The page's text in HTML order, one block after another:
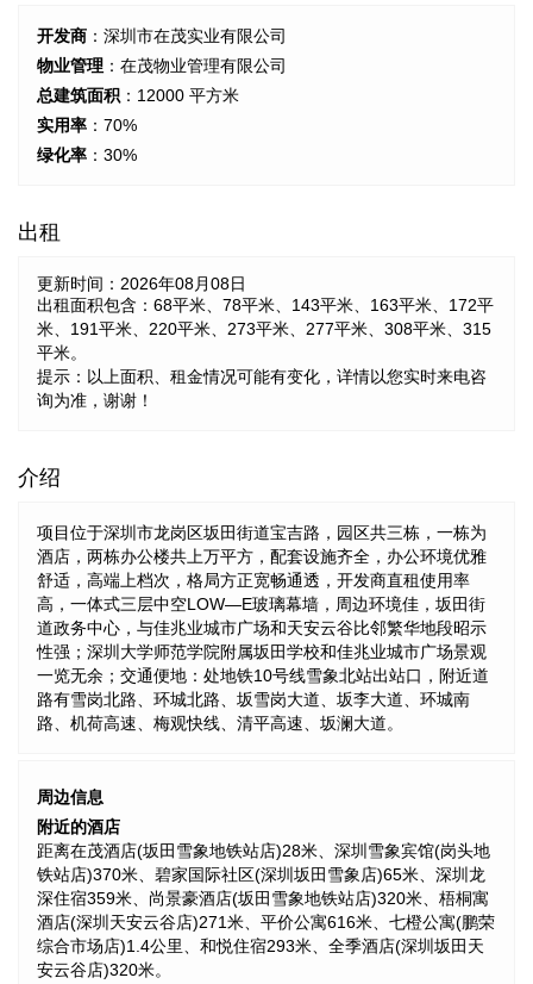
开发商 ：深圳市在茂实业有限公司
物业管理 ：在茂物业管理有限公司
总建筑面积 ：12000 平方米
实用率 ：70%
绿化率 ：30%
出租
更新时间： 2026年08月08日
出租面积包含：68平米、78平米、143平米、163平米、172平
米、191平米、220平米、273平米、277平米、308平米、315
平米。
提示：以上面积、租金情况可能有变化，详情以您实时来电咨
询为准，谢谢！
介绍
项目位于深圳市龙岗区坂田街道宝吉路，园区共三栋，一栋为
酒店，两栋办公楼共上万平方，配套设施齐全，办公环境优雅
舒适，高端上档次，格局方正宽畅通透，开发商直租使用率
高，一体式三层中空LOW—E玻璃幕墙，周边环境佳，坂田街
道政务中心，与佳兆业城市广场和天安云谷比邻繁华地段昭示
性强；深圳大学师范学院附属坂田学校和佳兆业城市广场景观
一览无余；交通便地：处地铁10号线雪象北站出站口，附近道
路有雪岗北路、环城北路、坂雪岗大道、坂李大道、环城南
路、机荷高速、梅观快线、清平高速、坂澜大道。
周边信息
附近的酒店
距离在茂酒店(坂田雪象地铁站店)28米、深圳雪象宾馆(岗头地
铁站店)370米、碧家国际社区(深圳坂田雪象店)65米、深圳龙
深住宿359米、尚景豪酒店(坂田雪象地铁站店)320米、梧桐寓
酒店(深圳天安云谷店)271米、平价公寓616米、七橙公寓(鹏荣
综合市场店)1.4公里、和悦住宿293米、全季酒店(深圳坂田天
安云谷店)320米。